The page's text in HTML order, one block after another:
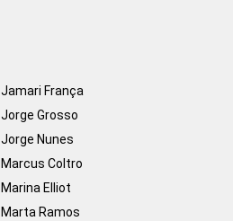
Jamari França
Jorge Grosso
Jorge Nunes
Marcus Coltro
Marina Elliot
Marta Ramos